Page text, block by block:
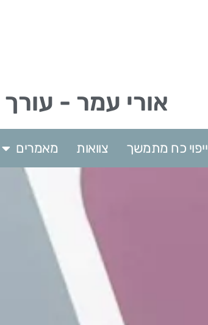
אורי עמר - עורך
ייפוי כח מתמשך צוואות מאמרים